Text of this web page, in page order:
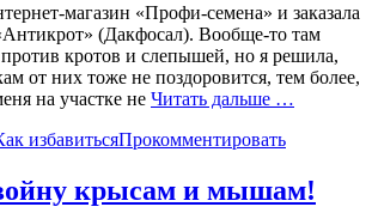
магазин «Профи-семена» и заказала
(Дакфосал). Вообще-то там
кротов и слепышей, но я решила,
от них тоже не поздоровится, тем более,
на участке не Читать дальше …
избавитьсяПрокомментировать
крысам и мышам!